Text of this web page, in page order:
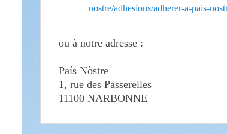
nostre/adhesions/adherer-a-pais-
ou à notre adresse :
País Nòstre
1, rue des Passerelles
11100 NARBONNE